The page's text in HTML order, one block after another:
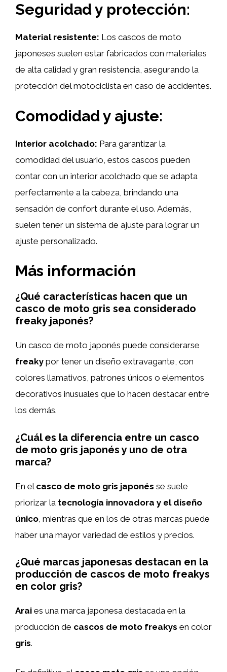
Seguridad y protección:
Material resistente: Los cascos de moto
japoneses suelen estar fabricados con materiales
de alta calidad y gran resistencia, asegurando la
protección del motociclista en caso de accidentes.
Comodidad y ajuste:
Interior acolchado: Para garantizar la
comodidad del usuario, estos cascos pueden
contar con un interior acolchado que se adapta
perfectamente a la cabeza, brindando una
sensación de confort durante el uso. Además,
suelen tener un sistema de ajuste para lograr un
ajuste personalizado.
Más información
¿Qué características hacen que un
casco de moto gris sea considerado
freaky japonés?
Un casco de moto japonés puede considerarse
freaky por tener un diseño extravagante, con
colores llamativos, patrones únicos o elementos
decorativos inusuales que lo hacen destacar entre
los demás.
¿Cuál es la diferencia entre un casco
de moto gris japonés y uno de otra
marca?
En el casco de moto gris japonés se suele
priorizar la tecnología innovadora y el diseño
único , mientras que en los de otras marcas puede
haber una mayor variedad de estilos y precios.
¿Qué marcas japonesas destacan en la
producción de cascos de moto freakys
en color gris?
Arai es una marca japonesa destacada en la
producción de cascos de moto freakys en color
gris.